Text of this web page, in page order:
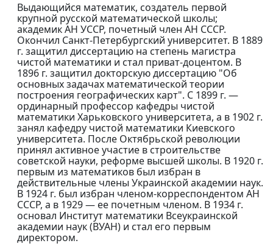
Выдающийся математик, создатель первой
крупной русской математической школы;
академик АН УССР, почетный член АН СССР.
Окончил Санкт-Петербургский университет. В 1889
г. защитил диссертацию на степень магистра
чистой математики и стал приват-доцентом. В
1896 г. защитил докторскую диссертацию "Об
основных задачах математической теории
построения географических карт". С 1899 г. —
ординарный профессор кафедры чистой
математики Харьковского университета, а в 1902 г.
занял кафедру чистой математики Киевского
университета. После Октябрьской революции
принял активное участие в строительстве
советской науки, реформе высшей школы. В 1920 г.
первым из математиков был избран в
действительные члены Украинской академии наук.
В 1924 г. был избран членом-корреспондентом АН
СССР, а в 1929 — ее почетным членом. В 1934 г.
основал Институт математики Всеукраинской
академии наук (ВУАН) и стал его первым
директором.